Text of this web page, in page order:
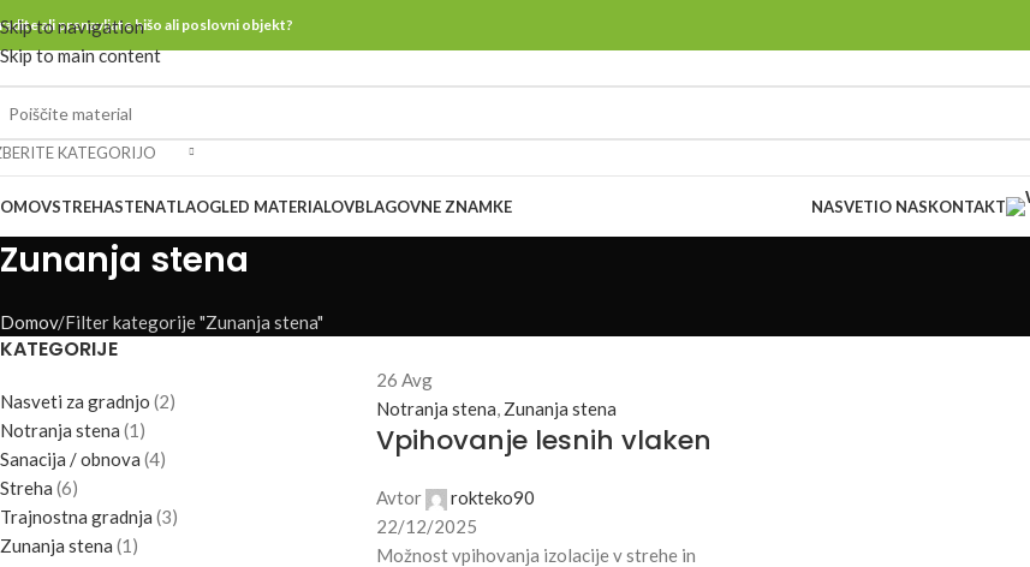
Skip to navigation
Skip to main content
ali prenavljate hišo ali poslovni objekt?
KATEGORIJO
STREHASTENATLAOGLED MATERIALOVBLAGOVNE ZNAMKE NASVETIO NASKONTAKT
Zunanja stena
Domov Filter kategorije "Zunanja stena"
KATEGORIJE
Nasveti za gradnjo (2)
Notranja stena (1)
Sanacija / obnova (4)
Streha (6)
Trajnostna gradnja (3)
Zunanja stena (1)
26 Avg
Notranja stena, Zunanja stena
Vpihovanje lesnih vlaken
Avtor
rokteko90
22/12/2025
Možnost vpihovanja izolacije v strehe in